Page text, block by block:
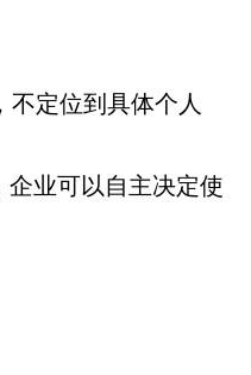
定位到具体个人
业可以自主决定使